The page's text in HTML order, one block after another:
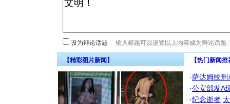
设为辩论话题
【精彩图片新闻】 【热门新闻
·萨达姆绞刑
·公安部发A
·纪念逝者